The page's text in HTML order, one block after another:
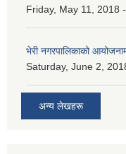
Friday, May 11, 2018
भेरी नगरपालिकाको
Saturday, June 2,
अन्य लेखहरू